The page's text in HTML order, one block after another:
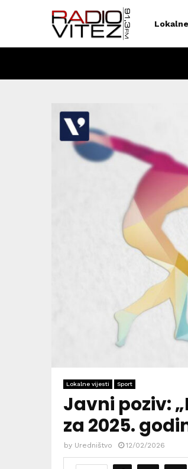
Lokalne vijesti Sport
Javni poziv:
za 2025.
by Uredništvo 12/02/2026